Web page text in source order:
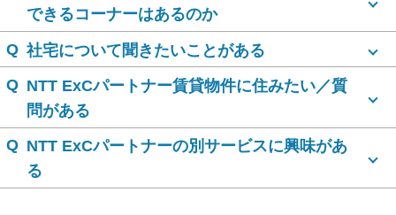
できるコーナーはあるのか
Q 社宅について聞きたいことがある
Q NTT ExCパートナー賃貸物件に住みたい／質
問がある
Q NTT ExCパートナーの別サービスに興味があ
る